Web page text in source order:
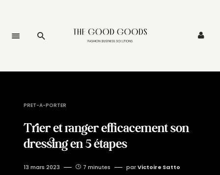
PRET-A-PORTER
Trier et ranger efficacement son
dressing en 5 étapes
13 mars 2023 7 minutes parVictoire Satto